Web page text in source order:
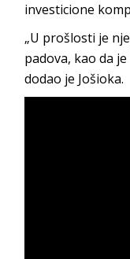
investicione
„U prošlosti je
padova, kao da
dodao je Jošioka.